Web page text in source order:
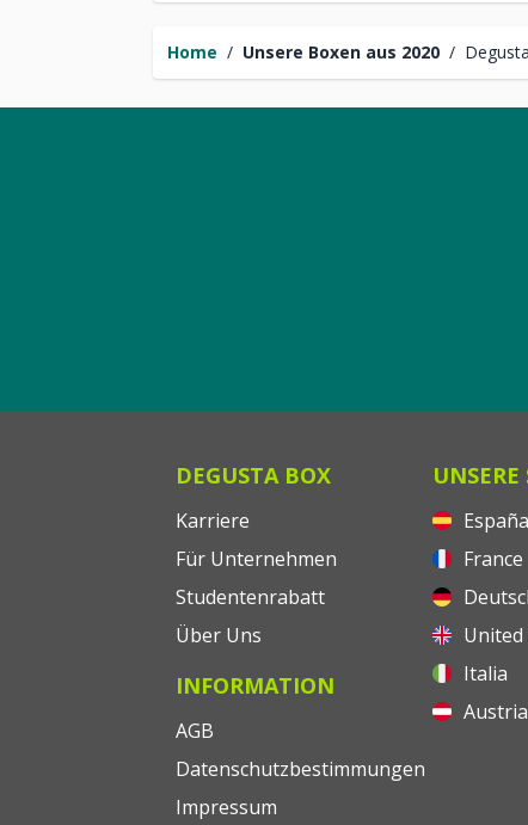
Home / Unsere Boxen aus 2020 /
DEGUSTA BOX
Karriere
Für Unternehmen
Studentenrabatt
Über Uns
INFORMATION
AGB
Datenschutzbestimmungen
Impressum
España
France
United
Italia
Austria